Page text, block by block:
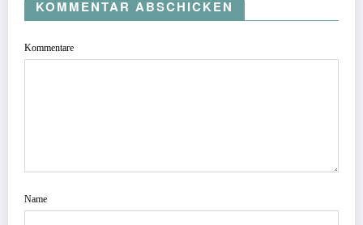
KOMMENTAR ABSCHICKEN
Kommentare
Name